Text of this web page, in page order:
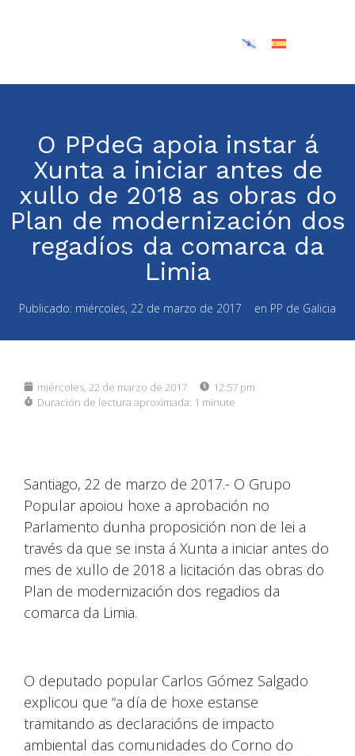
O PPdeG apoia instar á
Xunta a iniciar antes de
xullo de 2018 as obras do
Plan de modernización dos
regadíos da comarca da
Limia
Publicado: miércoles, 22 de marzo de 2017 en PP de Galicia
miércoles, 22 de marzo de 2017
12:57 pm
Duración de lectura aproximada: 1 minute
Santiago, 22 de marzo de 2017.- O Grupo
Popular apoiou hoxe a aprobación no
Parlamento dunha proposición non de lei a
través da que se insta á Xunta a iniciar antes do
mes de xullo de 2018 a licitación das obras do
Plan de modernización dos regadios da
comarca da Limia.
O deputado popular Carlos Gómez Salgado
explicou que “a día de hoxe estanse
tramitando as declaracións de impacto
ambiental das comunidades do Corno do